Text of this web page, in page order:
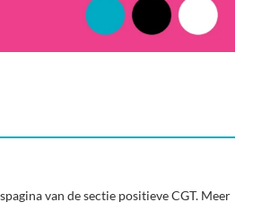
van de sectie positieve CGT. Meer